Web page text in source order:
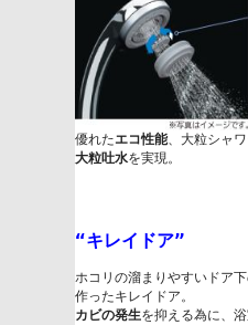
優れたエコ性能、大粒シャワ
大粒吐水を実現。
“キレイドア”
ホコリの溜まりやすいドア
カビの発生を抑える為に、